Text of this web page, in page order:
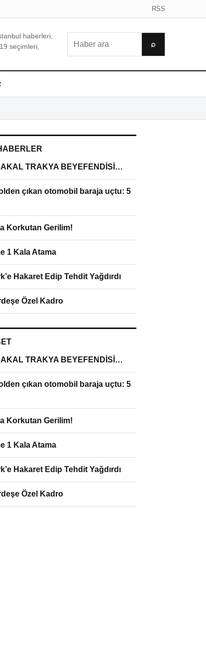
RSS
haberleri,
seçimleri,
⌕
TRAKYA BEYEFENDİSİ…
çıkan otomobil baraja uçtu: 5
Korkutan Gerilim!
1 Kala Atama
Hakaret Edip Tehdit Yağdırdı
Özel Kadro
TRAKYA BEYEFENDİSİ…
çıkan otomobil baraja uçtu: 5
Korkutan Gerilim!
1 Kala Atama
Hakaret Edip Tehdit Yağdırdı
Özel Kadro